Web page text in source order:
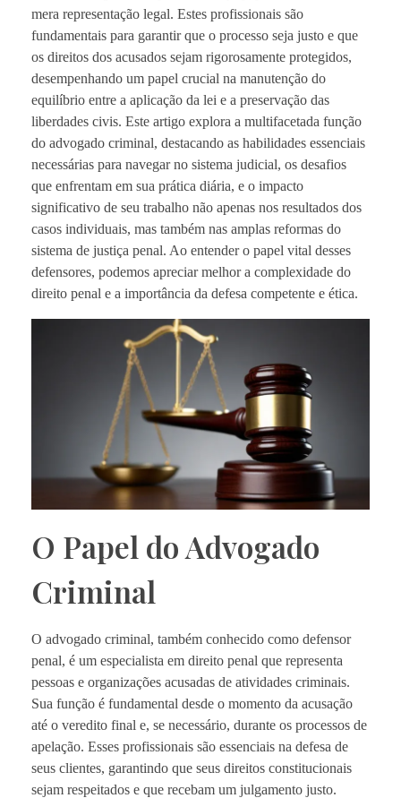
mera representação legal. Estes profissionais são
fundamentais para garantir que o processo seja justo e que
os direitos dos acusados sejam rigorosamente protegidos,
desempenhando um papel crucial na manutenção do
equilíbrio entre a aplicação da lei e a preservação das
liberdades civis. Este artigo explora a multifacetada função
do advogado criminal, destacando as habilidades essenciais
necessárias para navegar no sistema judicial, os desafios
que enfrentam em sua prática diária, e o impacto
significativo de seu trabalho não apenas nos resultados dos
casos individuais, mas também nas amplas reformas do
sistema de justiça penal. Ao entender o papel vital desses
defensores, podemos apreciar melhor a complexidade do
direito penal e a importância da defesa competente e ética.
O Papel do Advogado
Criminal
O advogado criminal, também conhecido como defensor
penal, é um especialista em direito penal que representa
pessoas e organizações acusadas de atividades criminais.
Sua função é fundamental desde o momento da acusação
até o veredito final e, se necessário, durante os processos de
apelação. Esses profissionais são essenciais na defesa de
seus clientes, garantindo que seus direitos constitucionais
sejam respeitados e que recebam um julgamento justo.